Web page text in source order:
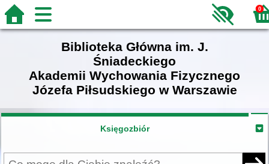
0
Biblioteka Główna im. J.
Śniadeckiego
Akademii Wychowania Fizycznego
Józefa Piłsudskiego w Warszawie
Księgozbiór